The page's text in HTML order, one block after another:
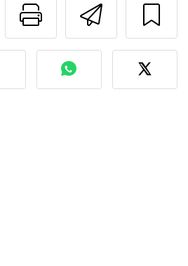
Imprima
com o autor
receita?